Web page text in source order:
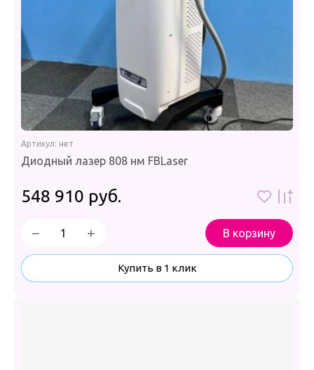
Артикул: нет
Диодный лазер 808 нм FBLaser
548 910 руб.
− + В корзину
Купить в 1 клик